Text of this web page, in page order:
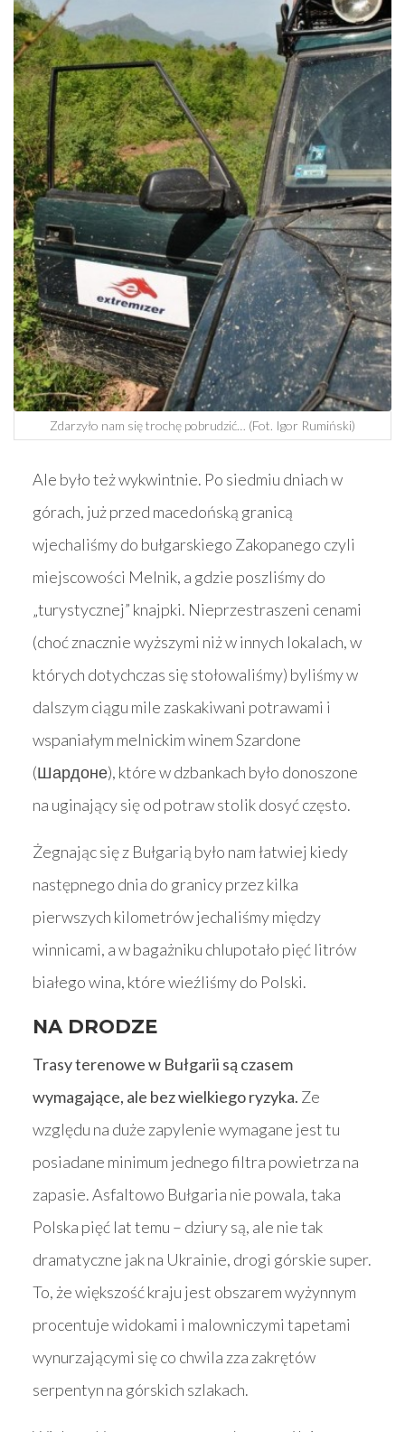
Zdarzyło nam się trochę pobrudzić… (Fot. Igor Rumiński)
Ale było też wykwintnie. Po siedmiu dniach w
górach, już przed macedońską granicą
wjechaliśmy do bułgarskiego Zakopanego czyli
miejscowości Melnik, a gdzie poszliśmy do
„turystycznej” knajpki. Nieprzestraszeni cenami
(choć znacznie wyższymi niż w innych lokalach, w
których dotychczas się stołowaliśmy) byliśmy w
dalszym ciągu mile zaskakiwani potrawami i
wspaniałym melnickim winem Szardone
(Шардоне), które w dzbankach było donoszone
na uginający się od potraw stolik dosyć często.
Żegnając się z Bułgarią było nam łatwiej kiedy
następnego dnia do granicy przez kilka
pierwszych kilometrów jechaliśmy między
winnicami, a w bagażniku chlupotało pięć litrów
białego wina, które wieźliśmy do Polski.
NA DRODZE
Trasy terenowe w Bułgarii są czasem
wymagające, ale bez wielkiego ryzyka. Ze
względu na duże zapylenie wymagane jest tu
posiadane minimum jednego filtra powietrza na
zapasie. Asfaltowo Bułgaria nie powala, taka
Polska pięć lat temu – dziury są, ale nie tak
dramatyczne jak na Ukrainie, drogi górskie super.
To, że większość kraju jest obszarem wyżynnym
procentuje widokami i malowniczymi tapetami
wynurzającymi się co chwila zza zakrętów
serpentyn na górskich szlakach.